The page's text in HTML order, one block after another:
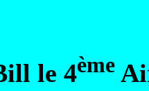
le 4ème